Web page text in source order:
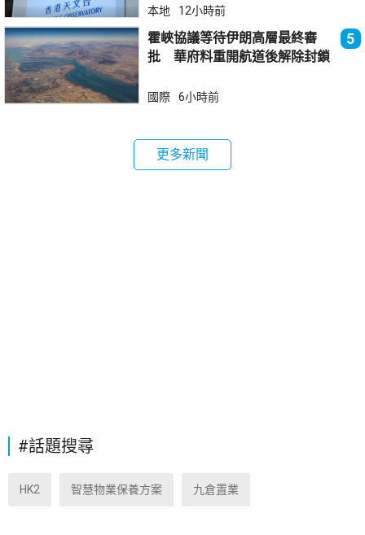
本地 12小時前
霍峽協議等待伊朗高層最終審
批 華府料重開航道後解除封鎖
5
國際 6小時前
更多新聞
#話題搜尋
HK2 智慧物業保養方案 九倉置業